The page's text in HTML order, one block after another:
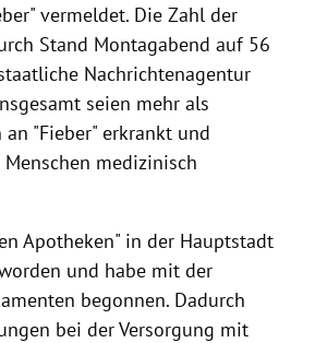
vermeldet. Die Zahl der
Stand Montagabend auf 56
Nachrichtenagentur
seien mehr als
"Fieber" erkrankt und
medizinisch
Apotheken" in der Hauptstadt
und habe mit der
begonnen. Dadurch
bei der Versorgung mit